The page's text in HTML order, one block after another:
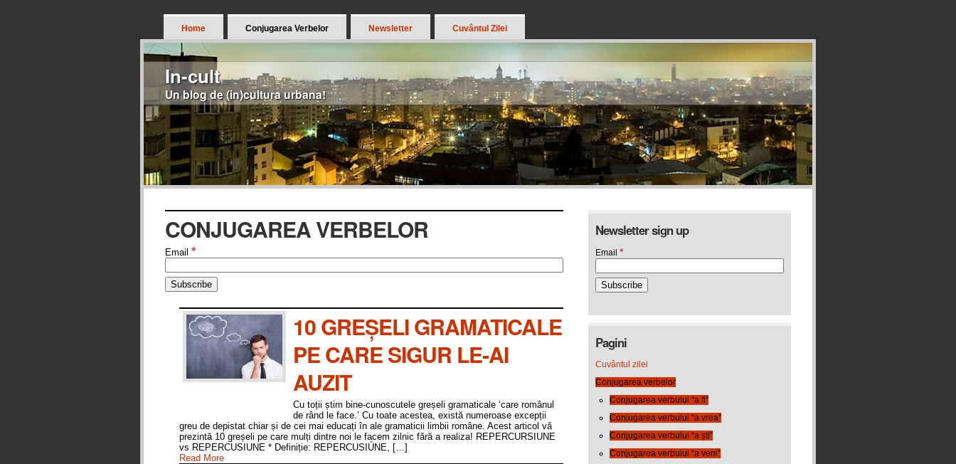
Home Conjugarea Verbelor Newsletter Cuvântul Zilei
In-cult
Un blog de (in)cultura urbana!
CONJUGAREA VERBELOR
Email *
10 GREȘELI GRAMATICALE
PE CARE SIGUR LE-AI
AUZIT
Cu toții știm bine-cunoscutele greșeli gramaticale ‘care românul
de rând le face.’ Cu toate acestea, există numeroase excepții
greu de depistat chiar și de cei mai educați în ale gramaticii limbii române. Acest articol vă
prezintă 10 greșeli pe care mulți dintre noi le facem zilnic fără a realiza! REPERCURSIUNE
vs REPERCUSIUNE * Definiție: REPERCUSIÚNE, […]
Read More
Newsletter sign up
Email *
Pagini
Cuvântul zilei
Conjugarea verbelor
Conjugarea verbului “a fi”
Conjugarea verbului “a vrea”
Conjugarea verbului “a ști”
Conjugarea verbului “a veni”